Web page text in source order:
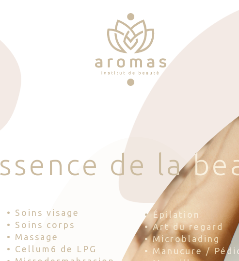
sse nce d e la be
• Soins visage
• Soins corps
• Massage
• Cellum6 de LPG
• Épilation
• Art du regard
• Microblading
• Manucure /